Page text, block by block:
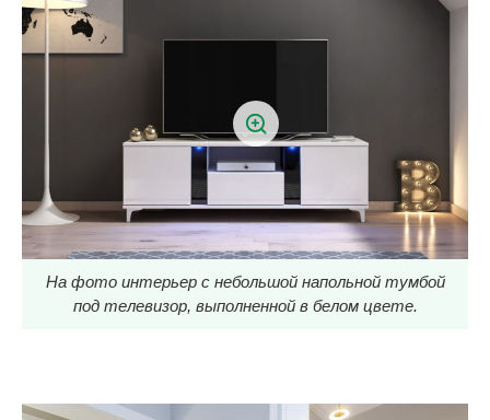
На фото интерьер с небольшой напольной тумбой
под телевизор, выполненной в белом цвете.